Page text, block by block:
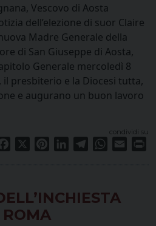
Vescovo di Aosta
dell’elezione di suor Claire
Madre Generale della
di San Giuseppe di Aosta,
Generale mercoledì 8
il presbiterio e la Diocesi tutta,
e augurano un buon lavoro
condividi su
Facebook PinterestLinkedInTelegramWhatsApp
Email